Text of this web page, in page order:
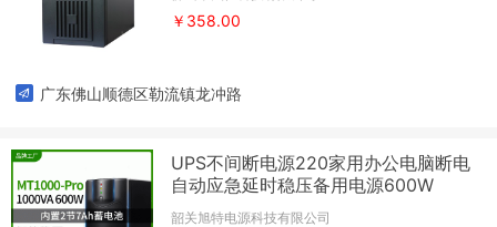
￥358.00
广东佛山顺德区勒流镇龙冲路
UPS不间断电源220家用办公电脑断电
自动应急延时稳压备用电源600W
韶关旭特电源科技有限公司